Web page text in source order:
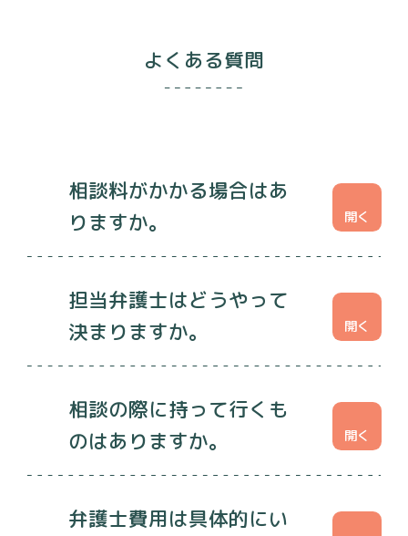
よくある質問
相談料がかかる場合はあ
りますか。
担当弁護士はどうやって
決まりますか。
相談の際に持って行くも
のはありますか。
弁護士費用は具体的にい